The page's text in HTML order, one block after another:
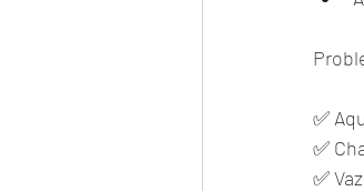
✅
✅
✅